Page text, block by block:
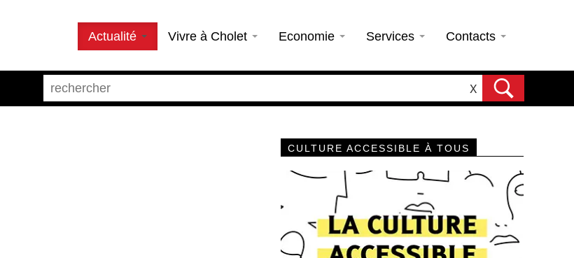
Actualité Vivre à Cholet Economie Services Contacts
X
CULTURE ACCESSIBLE À TOUS